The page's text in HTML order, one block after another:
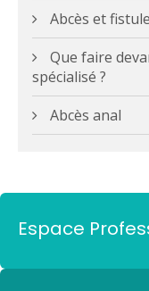
Abcès et
Que faire
spécialisé ?
Abcès anal
Espace